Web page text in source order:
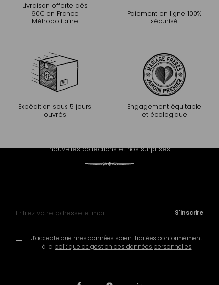
Livraison offerte dès
60€ en France
Métropolitaine
Paiement en ligne 100%
sécurisé
Expédition sous 5 jours
ouvrés
Engagement équitable
et écologique
nouvelles collections et nos surprises
J’accepte que mes données soient traitées conformément
à la politique de gestion des données personnelles
S'inscrire